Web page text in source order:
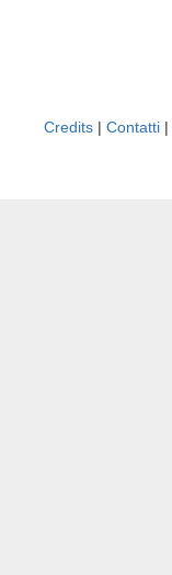
Credits | Contatti |